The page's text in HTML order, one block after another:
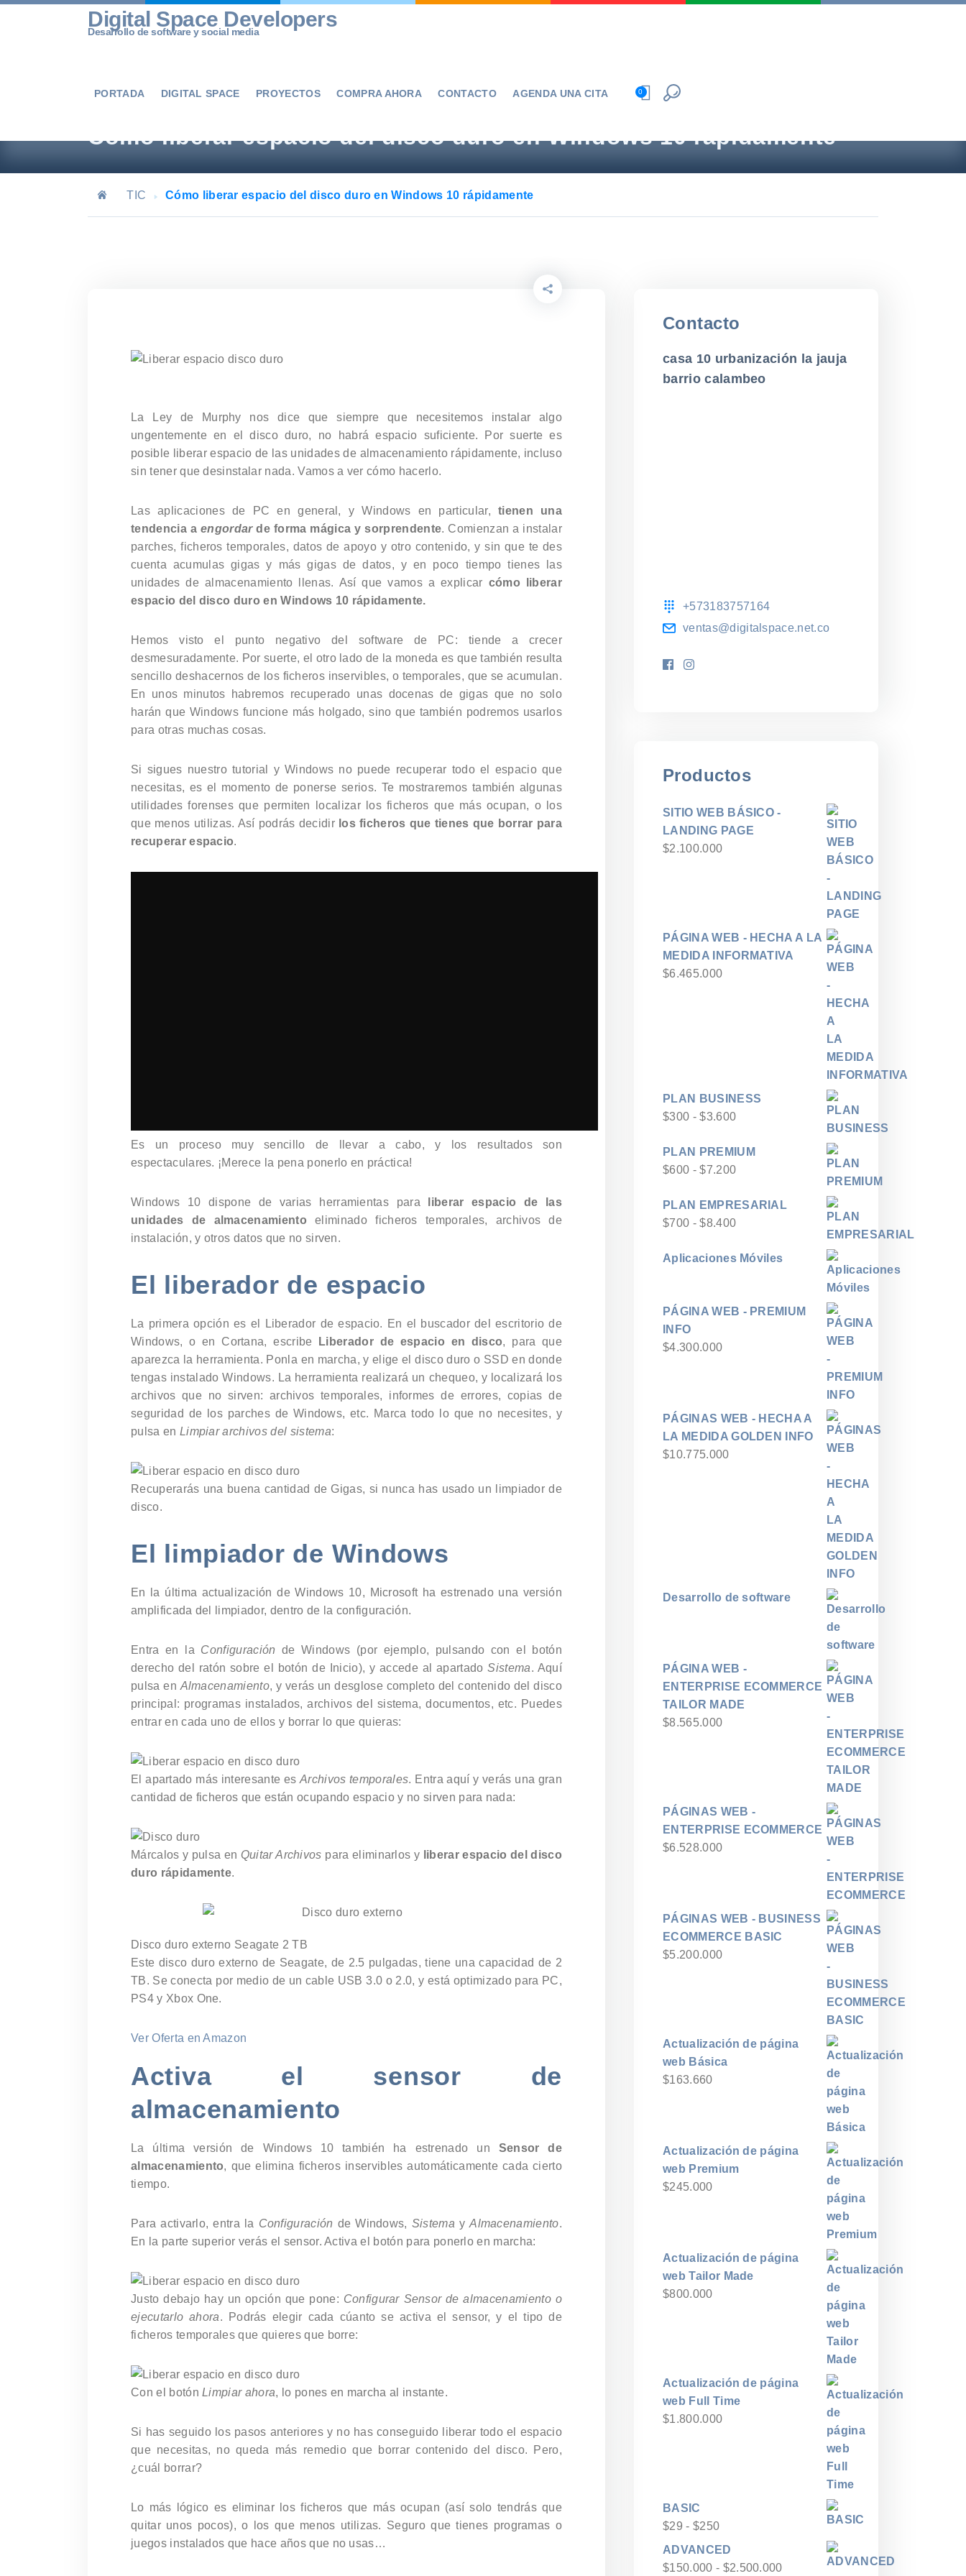
Skip
Digital Space Developers
Desarrollo de software y social media
PORTADA DIGITAL SPACE PROYECTOS COMPRA AHORA CONTACTO AGENDA UNA CITA 0
Cómo liberar espacio del disco duro en Windows 10 rápidamente
TIC Cómo liberar espacio del disco duro en Windows 10 rápidamente
La Ley de Murphy nos dice que siempre que necesitemos instalar algo
ungentemente en el disco duro, no habrá espacio suficiente. Por suerte es
posible liberar espacio de las unidades de almacenamiento rápidamente, incluso
sin tener que desinstalar nada. Vamos a ver cómo hacerlo.
Las aplicaciones de PC en general, y Windows en particular,tienen una
tendencia a engordarde forma mágica y sorprendente. Comienzan a instalar
parches, ficheros temporales, datos de apoyo y otro contenido, y sin que te des
cuenta acumulas gigas y más gigas de datos, y en poco tiempo tienes las
unidades de almacenamiento llenas. Así que vamos a explicar cómo liberar
espacio del disco duro en Windows 10 rápidamente.
Hemos visto el punto negativo del software de PC: tiende a crecer
desmesuradamente. Por suerte, el otro lado de la moneda es que también resulta
sencillo deshacernos de los ficheros inservibles, o temporales, que se acumulan.
En unos minutos habremos recuperado unas docenas de gigas que no solo
harán que Windows funcione más holgado, sino que también podremos usarlos
para otras muchas cosas.
Si sigues nuestro tutorial y Windows no puede recuperar todo el espacio que
necesitas, es el momento de ponerse serios. Te mostraremos también algunas
utilidades forenses que permiten localizar los ficheros que más ocupan, o los
que menos utilizas. Así podrás decidir los ficheros que tienes que borrar para
recuperar espacio.
Es un proceso muy sencillo de llevar a cabo, y los resultados son
espectaculares. ¡Merece la pena ponerlo en práctica!
Windows 10 dispone de varias herramientas para
liberar espacio de las
unidades de almacenamiento eliminado ficheros temporales, archivos de
instalación, y otros datos que no sirven.
El liberador de espacio
La primera opción es el Liberador de espacio. En el buscador del escritorio de
Windows, o en Cortana, escribe
Liberador de espacio en disco, para que
aparezca la herramienta. Ponla en marcha, y elige el disco duro o SSD en donde
tengas instalado Windows. La herramienta realizará un chequeo, y localizará los
archivos que no sirven: archivos temporales, informes de errores, copias de
seguridad de los parches de Windows, etc. Marca todo lo que no necesites, y
pulsa en Limpiar archivos del sistema:
Recuperarás una buena cantidad de Gigas, si nunca has usado un limpiador de
disco.
El limpiador de Windows
En la última actualización de Windows 10, Microsoft ha estrenado una versión
amplificada del limpiador, dentro de la configuración.
Entra en la Configuraciónde Windows (por ejemplo, pulsando con el botón
derecho del ratón sobre el botón de Inicio), y accede al apartadoSistema. Aquí
pulsa en Almacenamiento, y verás un desglose completo del contenido del disco
principal: programas instalados, archivos del sistema, documentos, etc. Puedes
entrar en cada uno de ellos y borrar lo que quieras:
El apartado más interesante esArchivos temporales. Entra aquí y verás una gran
cantidad de ficheros que están ocupando espacio y no sirven para nada:
Márcalos y pulsa en Quitar Archivos para eliminarlos y liberar espacio del disco
duro rápidamente.
Disco duro externo Seagate 2 TB
Este disco duro externo de Seagate, de 2.5 pulgadas, tiene una capacidad de 2
TB. Se conecta por medio de un cable USB 3.0 o 2.0, y está optimizado para PC,
PS4 y Xbox One.
Ver Oferta en Amazon
Activa el sensor de
almacenamiento
La última versión de Windows 10 también ha estrenado un Sensor de
almacenamiento, que elimina ficheros inservibles automáticamente cada cierto
tiempo.
Para activarlo, entra la Configuración de Windows, Sistema yAlmacenamiento.
En la parte superior verás el sensor. Activa el botón para ponerlo en marcha:
Justo debajo hay un opción que pone: Configurar Sensor de almacenamiento o
ejecutarlo ahora. Podrás elegir cada cúanto se activa el sensor, y el tipo de
ficheros temporales que quieres que borre:
Con el botónLimpiar ahora, lo pones en marcha al instante.
Si has seguido los pasos anteriores y no has conseguido liberar todo el espacio
que necesitas, no queda más remedio que borrar contenido del disco. Pero,
¿cuál borrar?
Lo más lógico es eliminar los ficheros que más ocupan (así solo tendrás que
quitar unos pocos), o los que menos utilizas. Seguro que tienes programas o
juegos instalados que hace años que no usas…
Contacto
casa 10 urbanización la jauja
barrio calambeo
+573183757164
ventas@digitalspace.net.co
Productos
SITIO WEB BÁSICO -
LANDING PAGE
$2.100.000
PÁGINA WEB - HECHA A LA
MEDIDA INFORMATIVA
$6.465.000
PLAN BUSINESS
$300 - $3.600Rango
precios:
desde
hasta
$3.600
PLAN PREMIUM
$600 - $7.200Rango
precios:
desde
hasta
PLAN EMPRESARIAL
$700 - $8.400Rango
precios:
hasta
Aplicaciones Móviles
PÁGINA WEB - PREMIUM
INFO
$4.300.000
PÁGINAS WEB - HECHA A
LA MEDIDA GOLDEN INFO
$10.775.000
Desarrollo de software
PÁGINA WEB -
ENTERPRISE ECOMMERCE
TAILOR MADE
$8.565.000
PÁGINAS WEB -
ENTERPRISE ECOMMERCE
$6.528.000
PÁGINAS WEB - BUSINESS
ECOMMERCE BASIC
$5.200.000
Actualización de página
web Básica
$163.660
Actualización de página
web Premium
$245.000
Actualización de página
web Tailor Made
$800.000
Actualización de página
web Full Time
$1.800.000
BASIC
$29 - $250Rango
de
precios:
ADVANCED
$150.000 - $2.500.000Rango